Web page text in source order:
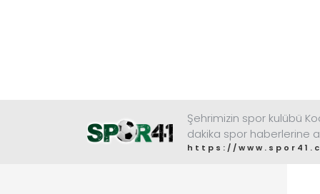
Şehrimizin spor kulübü
dakika spor haberlerine
https://